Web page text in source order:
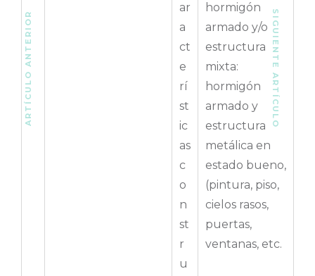
ar
a
ct
e
rí
st
ic
as
c
o
n
st
r
u
hormigón
armado y/o
estructura
mixta:
hormigón
armado y
estructura
metálica en
estado bueno,
(pintura, piso,
cielos rasos,
puertas,
ventanas, etc.
ARTÍCULO ANTERIOR SIGUIENTE ARTÍCULO